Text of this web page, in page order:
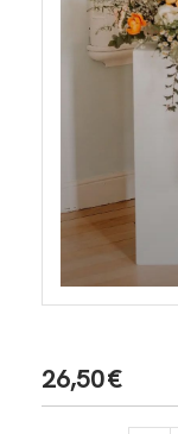
26,50€